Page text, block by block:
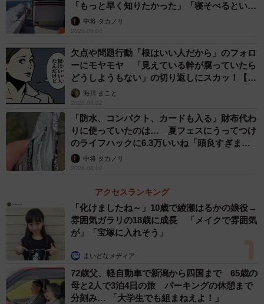
「もっと早く知りたかった」「寝そべるといい
らしい」
中将 タカノリ
2026.08.04
欠点や問題行動「根はいい人だから」のフォロ
ーにモヤモヤ 「見えている幹が腐っていたら
どうしようもない」の切り返しにスカッ！【漫
画】海川 まこと
2026.08.02
「防水、コンパクト、カードも入る」財布代わ
りに使っていたのは… 夏フェスにうってつけ
のライフハックに6.3万いいね「頭良すぎま
す」中将 タカノリ
2026.08.02
アクセスランキング
「化けましたね～」10歳で綾瀬はるかの娘役→
雰囲気ガラリの18歳に成長 「メイクで雰囲気
が」「宝塚に入れそう」
まいどなメディア
72歳父、軽自動車で新潟から四国まで 65歳の
母と2人で3泊4日の旅 パーキングの休憩まで
分刻み… 「大学生でも組まねえよ！」